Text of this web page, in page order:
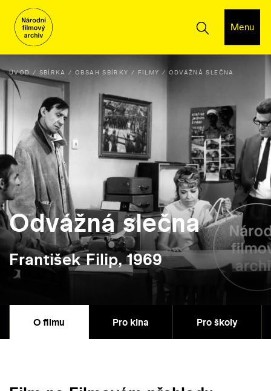
Menu
ÚVOD SBÍRKA OBSAH SBÍRKY FILMY ODVÁŽNÁ SLEČNA
Odvážná slečna
František Filip, 1969
O filmu Pro kina Pro školy